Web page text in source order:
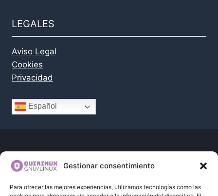
Gestionar consentimiento
Para ofrecer las mejores experiencias, utilizamos tecnologías como las
LEGALES
Aviso Legal
Cookies
Privacidad
Español
Programa BID43TENDERS